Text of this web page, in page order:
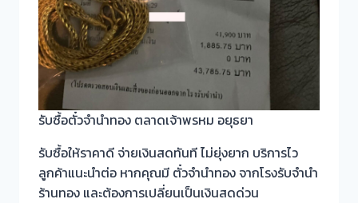
รับซื้อตั๋วจำนำทอง ตลาดเจ้าพรหม อยุธยา
รับซื้อให้ราคาดี จ่ายเงินสดทันที ไม่ยุ่งยาก บริการไว
ลูกค้าแนะนำต่อ หากคุณมี ตั๋วจำนำทอง จากโรงรับจำนำ
ร้านทอง และต้องการเปลี่ยนเป็นเงินสดด่วน